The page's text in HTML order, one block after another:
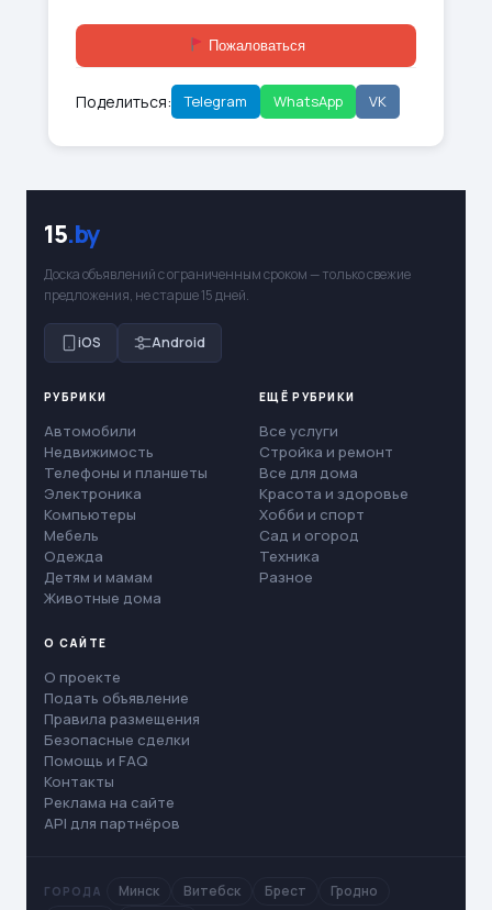
Пожаловаться
Поделиться: Telegram WhatsApp VK
15.by
Доска объявлений с ограниченным сроком — только свежие
предложения, не старше 15 дней.
iOS Android
РУБРИКИ
Автомобили
Недвижимость
Телефоны и планшеты
Электроника
Компьютеры
Мебель
Одежда
Детям и мамам
Животные дома
ЕЩЁ РУБРИКИ
Все услуги
Стройка и ремонт
Все для дома
Красота и здоровье
Хобби и спорт
Сад и огород
Техника
Разное
О САЙТЕ
О проекте
Подать объявление
Правила размещения
Безопасные сделки
Помощь и FAQ
Контакты
Реклама на сайте
API для партнёров
ГОРОДА Минск Витебск Брест Гродно